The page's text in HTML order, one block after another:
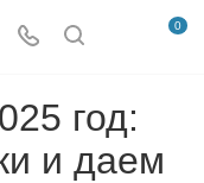
0
год:
и даем